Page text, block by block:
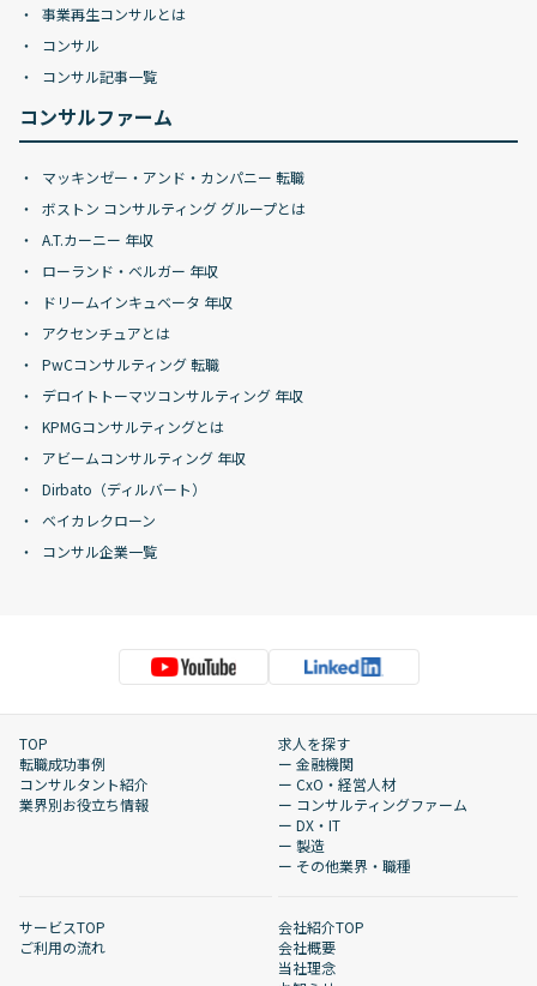
事業再生コンサルとは
コンサル
コンサル記事一覧
コンサルファーム
マッキンゼー・アンド・カンパニー 転職
ボストン コンサルティング グループとは
A.T.カーニー 年収
ローランド・ベルガー 年収
ドリームインキュベータ 年収
アクセンチュアとは
PwCコンサルティング 転職
デロイトトーマツコンサルティング 年収
KPMGコンサルティングとは
アビームコンサルティング 年収
Dirbato（ディルバート）
ベイカレクローン
コンサル企業一覧
TOP
転職成功事例
コンサルタント紹介
業界別お役立ち情報
求人を探す
ー 金融機関
ー CxO・経営人材
ー コンサルティングファーム
ー DX・IT
ー 製造
ー その他業界・職種
サービスTOP
ご利用の流れ
会社紹介TOP
会社概要
当社理念